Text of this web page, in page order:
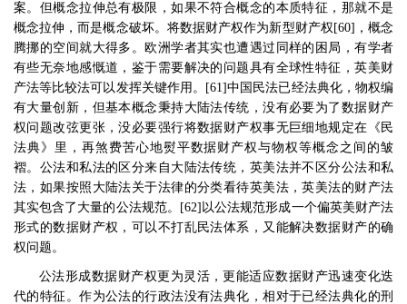
案。但概念拉伸总有极限，如果不符合概念的本质特征，那就不是
概念拉伸，而是概念破坏。将数据财产权作为新型财产权 [60] ，概念
腾挪的空间就大得多。欧洲学者其实也遭遇过同样的困局，有学者
有些无奈地感慨道，鉴于需要解决的问题具有全球性特征，英美财
产法等比较法可以发挥关键作用。
[61]中国民法已经法典化，物权编
有大量创新，但基本概念秉持大陆法传统，没有必要为了数据财产
权问题改弦更张，没必要强行将数据财产权事无巨细地规定在《民
法典》里，再煞费苦心地熨平数据财产权与物权等概念之间的皱
褶。公法和私法的区分来自大陆法传统，英美法并不区分公法和私
法，如果按照大陆法关于法律的分类看待英美法，英美法的财产法
其实包含了大量的公法规范。
[62] 以公法规范形成一个偏英美财产法
形式的数据财产权，可以不打乱民法体系，又能解决数据财产的确
权问题。
公法形成数据财产权更为灵活，更能适应数据财产迅速变化迭
代的特征。作为公法的行政法没有法典化，相对于已经法典化的刑